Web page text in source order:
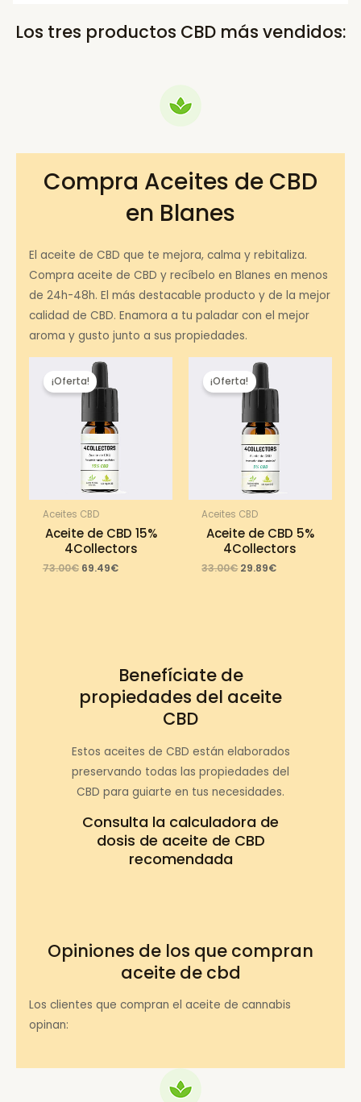
Los tres productos CBD más vendidos:
Compra Aceites de CBD
en Blanes
El aceite de CBD que te mejora, calma y rebitaliza.
Compra aceite de CBD y recíbelo en Blanes en menos
de 24h-48h. El más destacable producto y de la mejor
calidad de CBD. Enamora a tu paladar con el mejor
aroma y gusto junto a sus propiedades.
¡Oferta!
Aceites CBD
Aceite de CBD 15%
4Collectors
73.00€ Original
69.49€Current
¡Oferta!
Aceites CBD
Aceite de CBD 5%
4Collectors
33.00€ Original
29.89€Current
Benefíciate de
propiedades del aceite
CBD
Estos aceites de CBD están elaborados
preservando todas las propiedades del
CBD para guiarte en tus necesidades.
Consulta la calculadora de
dosis de aceite de CBD
recomendada
Opiniones de los que compran
aceite de cbd
Los clientes que compran el aceite de cannabis
opinan: